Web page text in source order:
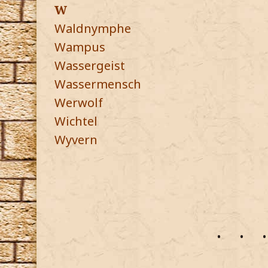
W
Waldnymphe
Wampus
Wassergeist
Wassermensch
Werwolf
Wichtel
Wyvern
• •